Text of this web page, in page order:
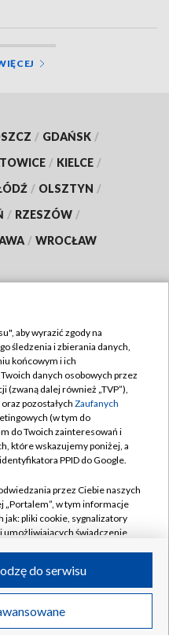
/ GDAŃSK /
/ KIELCE /
/ OLSZTYN /
/ RZESZÓW /
/ WROCŁAW
TVP
S.A. w likwidacji
aby wyrazić zgody na
śledzenia i zbierania danych,
końcowym i ich
danych osobowych przez
(zwaną dalej również „TVP”),
oraz pozostałych Zaufanych
(w tym do
do Twoich zainteresowań i
które wskazujemy poniżej, a
PPID do Google.
przez Ciebie naszych
„Portalem”, w tym informacje
jak: pliki cookie, sygnalizatory
umożliwiających świadczenie
przez Ciebie
jak adresy IP, identyfikatory
do serwisu